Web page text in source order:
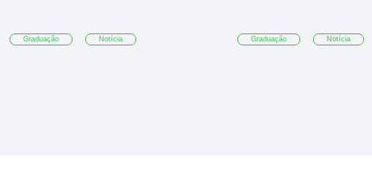
Graduação Notícia Graduação Notícia